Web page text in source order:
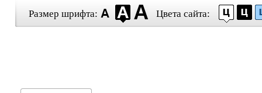
Размер шрифта: Цвета сайта: